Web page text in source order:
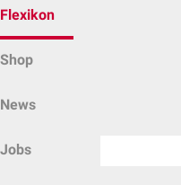
Flexikon
Shop
News
Jobs